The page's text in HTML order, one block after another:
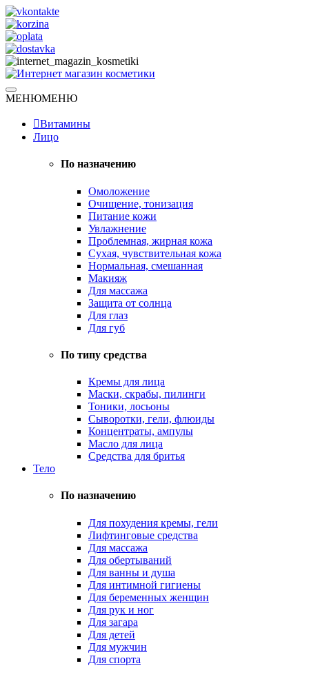
Skip
to
content
Интернет магазин косметики
Натуральная косметика
МЕНЮМЕНЮ
Витамины
Лицо
По назначению
Омоложение
Очищение, тонизация
Питание кожи
Увлажнение
Проблемная, жирная кожа
Сухая, чувствительная кожа
Нормальная, смешанная
Макияж
Для массажа
Защита от солнца
Для глаз
Для губ
По типу средства
Кремы для лица
Маски, скрабы, пилинги
Тоники, лосьоны
Сыворотки, гели, флюиды
Концентраты, ампулы
Масло для лица
Средства для бритья
Тело
По назначению
Для похудения кремы, гели
Лифтинговые средства
Для массажа
Для обертываний
Для ванны и душа
Для интимной гигиены
Для беременных женщин
Для рук и ног
Для загара
Для детей
Для мужчин
Для спорта